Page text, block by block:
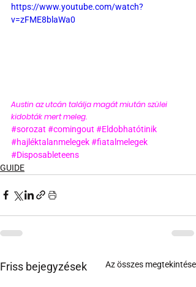
https://www.youtube.com/watch?
v=zFME8blaWa0
Austin az utcán találja magát miután szülei
kidobták mert meleg.
#sorozat #comingout #Eldobhatótinik
#hajléktalanmelegek#fiatalmelegek
#Disposableteens
GUIDE
Friss bejegyzések Az összes megtekintése